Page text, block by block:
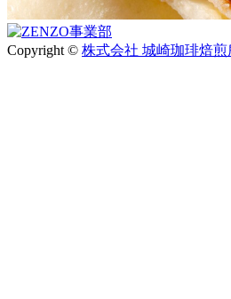
Copyright © 株式会社 城崎珈琲焙煎